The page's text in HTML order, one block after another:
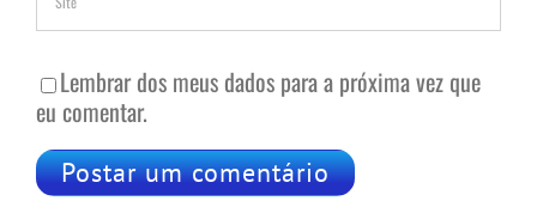
Lembrar dos meus dados para a próxima vez que
eu comentar.